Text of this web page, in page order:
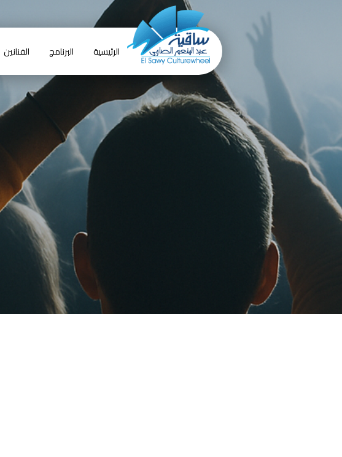
الرئيسية البرنامج الفنانين